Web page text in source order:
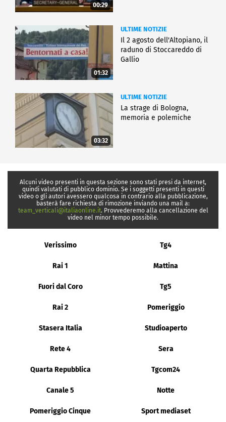
00:29
01:32
ULTIME NOTIZIE
Il 2 agosto dell'Altopiano, il
raduno di Stoccareddo di
Gallio
03:32
ULTIME NOTIZIE
La strage di Bologna,
memoria e polemiche
Alcuni video presenti in questa sezione sono stati presi da internet,
quindi valutati di pubblico dominio. Se i soggetti presenti in questi
video o gli autori avessero qualcosa in contrario alla pubblicazione,
basterà fare richiesta di rimozione inviando una mail a:
team_verticali@italiaonline.it. Provvederemo alla cancellazione del
video nel minor tempo possibile.
Verissimo Tg4
Rai 1 Mattina
Fuori dal Coro Tg5
Rai 2 Pomeriggio
Stasera Italia Studioaperto
Rete 4 Sera
Quarta Repubblica Tgcom24
Canale 5 Notte
Pomeriggio Cinque Sport mediaset